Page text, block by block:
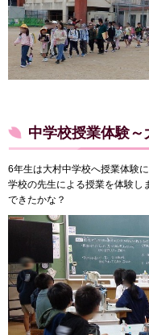
中学校授業体験～
6年生は大村中学校へ授業体験
学校の先生による授業を体験し
できたかな？